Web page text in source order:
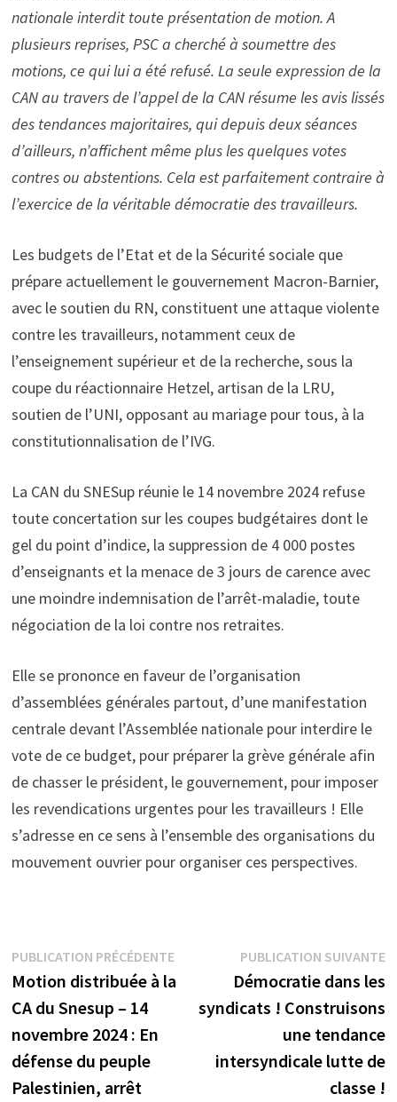
nationale interdit toute présentation de motion. A
plusieurs reprises, PSC a cherché à soumettre des
motions, ce qui lui a été refusé. La seule expression de la
CAN au travers de l’appel de la CAN résume les avis lissés
des tendances majoritaires, qui depuis deux séances
d’ailleurs, n’affichent même plus les quelques votes
contres ou abstentions. Cela est parfaitement contraire à
l’exercice de la véritable démocratie des travailleurs.
Les budgets de l’Etat et de la Sécurité sociale que
prépare actuellement le gouvernement Macron-Barnier,
avec le soutien du RN, constituent une attaque violente
contre les travailleurs, notamment ceux de
l’enseignement supérieur et de la recherche, sous la
coupe du réactionnaire Hetzel, artisan de la LRU,
soutien de l’UNI, opposant au mariage pour tous, à la
constitutionnalisation de l’IVG.
La CAN du SNESup réunie le 14 novembre 2024 refuse
toute concertation sur les coupes budgétaires dont le
gel du point d’indice, la suppression de 4 000 postes
d’enseignants et la menace de 3 jours de carence avec
une moindre indemnisation de l’arrêt-maladie, toute
négociation de la loi contre nos retraites.
Elle se prononce en faveur de l’organisation
d’assemblées générales partout, d’une manifestation
centrale devant l’Assemblée nationale pour interdire le
vote de ce budget, pour préparer la grève générale afin
de chasser le président, le gouvernement, pour imposer
les revendications urgentes pour les travailleurs ! Elle
s’adresse en ce sens à l’ensemble des organisations du
mouvement ouvrier pour organiser ces perspectives.
Navigation
de
l’article
PUBLICATION PRÉCÉDENTEPublication
précédente :
Motion distribuée à la
CA du Snesup – 14
novembre 2024 : En
défense du peuple
Palestinien, arrêt
PUBLICATION SUIVANTE
Démocratie dans les
syndicats ! Construisons
une tendance
intersyndicale lutte de
classe !